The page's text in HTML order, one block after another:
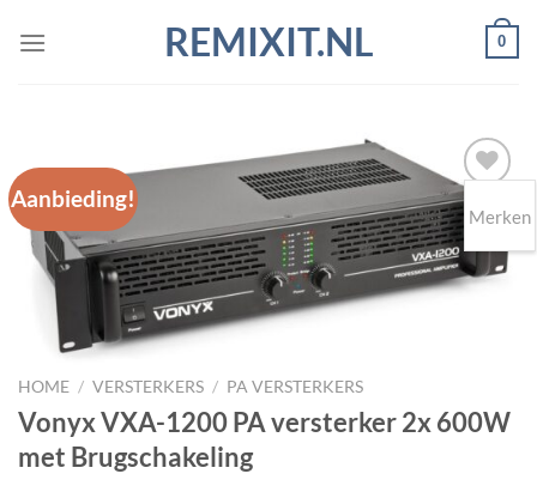
naar
REMIXIT.NL 0
Aanbieding!
Toevoegen
aan
wenslijst
HOME / VERSTERKERS / PA VERSTERKERS
Vonyx VXA-1200 PA versterker 2x 600W
met Brugschakeling
Merken